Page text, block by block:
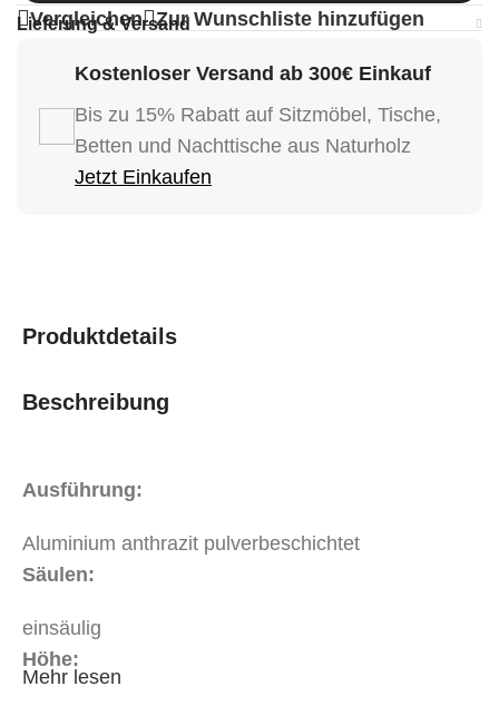
Vergleichen Zur Wunschliste hinzufügen
Lieferung & Versand
Kostenloser Versand ab 300€ Einkauf
Bis zu 15% Rabatt auf Sitzmöbel, Tische,
Betten und Nachttische aus Naturholz
Jetzt Einkaufen
Produktdetails
Beschreibung
Ausführung:
Aluminium anthrazit pulverbeschichtet
Säulen:
einsäulig
Höhe:
Mehr lesen